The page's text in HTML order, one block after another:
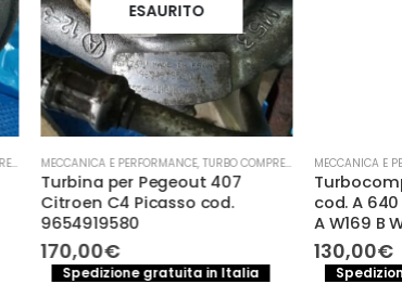
ESAURITO
MECCANICA E PERFORMANCE,TURBO COMPRESSORE- TURBINA
Turbina per Pegeout 407
Citroen C4 Picasso cod.
9654919580
170,00€
Spedizione gratuita in Italia
MECCANICA E
cod. A 640
A W169 B
130,00€